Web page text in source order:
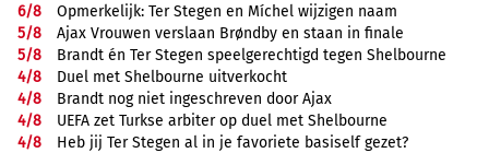
6/8
Opmerkelijk: Ter Stegen en Míchel wijzigen naam
5/8
Ajax Vrouwen verslaan Brøndby en staan in finale
5/8
Brandt én Ter Stegen speelgerechtigd tegen Shelbourne
4/8
Duel met Shelbourne uitverkocht
4/8
Brandt nog niet ingeschreven door Ajax
4/8
UEFA zet Turkse arbiter op duel met Shelbourne
4/8
Heb jij Ter Stegen al in je favoriete basiself gezet?